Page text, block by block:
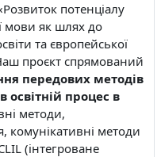
потенціалу
мови як шлях до
та європейської
проєкт спрямований
передових методів
процес в
методи,
комунікативні методи
(інтегроване